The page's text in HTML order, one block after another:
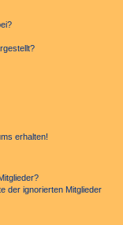
erhalten!
der ignorierten Mitglieder